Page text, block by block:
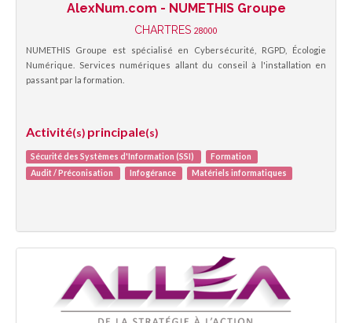
AlexNum.com - NUMETHIS Groupe
CHARTRES 28000
NUMETHIS Groupe est spécialisé en Cybersécurité, RGPD, Écologie
Numérique. Services numériques allant du conseil à l'installation en
passant par la formation.
Activité(s) principale(s)
Sécurité des Systèmes d'Information (SSI)
Formation
Audit / Préconisation
Infogérance Matériels informatiques